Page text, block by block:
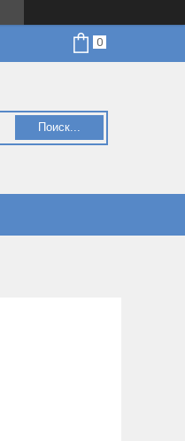
Поиск...